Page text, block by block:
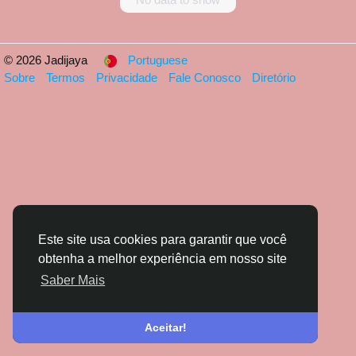
Este site usa cookies para garantir que você
obtenha a melhor experiência em nosso site
Saber Mais
Aceitar!
© 2026 Jadijaya
Portuguese
Sobre
Termos Privacidade Fale Conosco Diretório